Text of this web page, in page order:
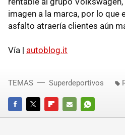
imagen a la marca, por lo que
asfalto atraería clientes aún
Vía | autoblog.it
FACEBOOKTWITTERFLIPBOARD
E-
WHATSAPP
TEMAS Superdeportivos